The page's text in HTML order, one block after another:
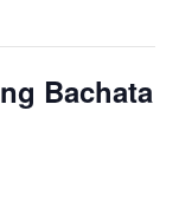
Bachata